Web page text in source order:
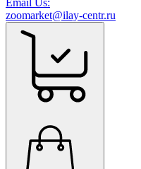
Email Us:
zoomarket@ilay-centr.ru